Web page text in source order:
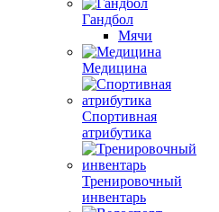
Гандбол
Мячи
Медицина
Спортивная
атрибутика
Тренировочный
инвентарь